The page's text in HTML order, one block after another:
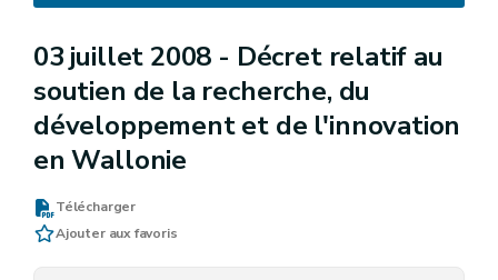
03 juillet 2008 - Décret relatif au
soutien de la recherche, du
développement et de l'innovation
en Wallonie
Télécharger
Ajouter aux favoris